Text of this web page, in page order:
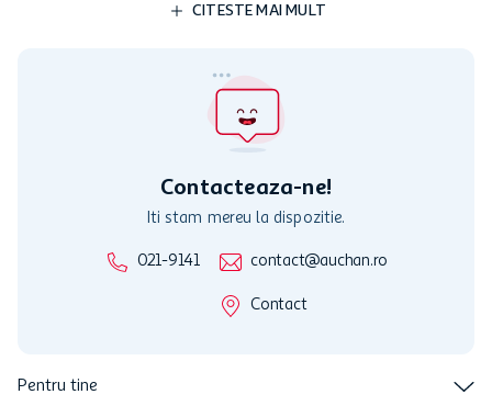
limita a 12 unitati / card client o singura data in perioada promotiei.
activitati in afara celor mentionate in Termene si Conditii. Auchan
nu raspunde pentru imposibilitatea utilizarii Cardului in perioada in
care aceste este suspendat sau in perioada in care sunt efectuate
CITESTE MAI MULT
Contacteaza-ne!
Iti stam mereu la dispozitie.
021-9141 contact@auchan.ro
Contact
Pentru tine